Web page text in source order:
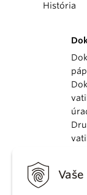
História
KBS